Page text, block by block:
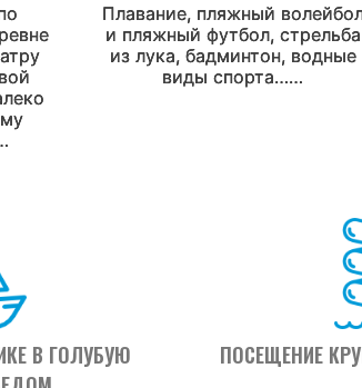
Плавание, пляжный
и пляжный футбол, стрельба
из лука, бадминтон, водные
виды спорта……
В ГОЛУБУЮ
ПОСЕЩЕНИЕ